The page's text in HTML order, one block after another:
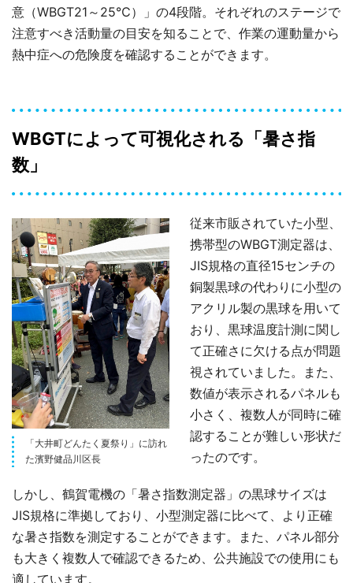
意（WBGT21～25℃）」の4段階。それぞれのステージで
注意すべき活動量の目安を知ることで、作業の運動量から
熱中症への危険度を確認することができます。
WBGTによって可視化される「暑さ指
数」
「大井町どんたく夏祭り」に訪れ
た濱野健品川区長
従来市販されていた小型、
携帯型のWBGT測定器は、
JIS規格の直径15センチの
銅製黒球の代わりに小型の
アクリル製の黒球を用いて
おり、黒球温度計測に関し
て正確さに欠ける点が問題
視されていました。また、
数値が表示されるパネルも
小さく、複数人が同時に確
認することが難しい形状だ
ったのです。
しかし、鶴賀電機の「暑さ指数測定器」の黒球サイズは
JIS規格に準拠しており、小型測定器に比べて、より正確
な暑さ指数を測定することができます。また、パネル部分
も大きく複数人で確認できるため、公共施設での使用にも
適しています。